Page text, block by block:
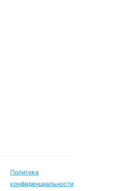
Политика
конфиденциальности